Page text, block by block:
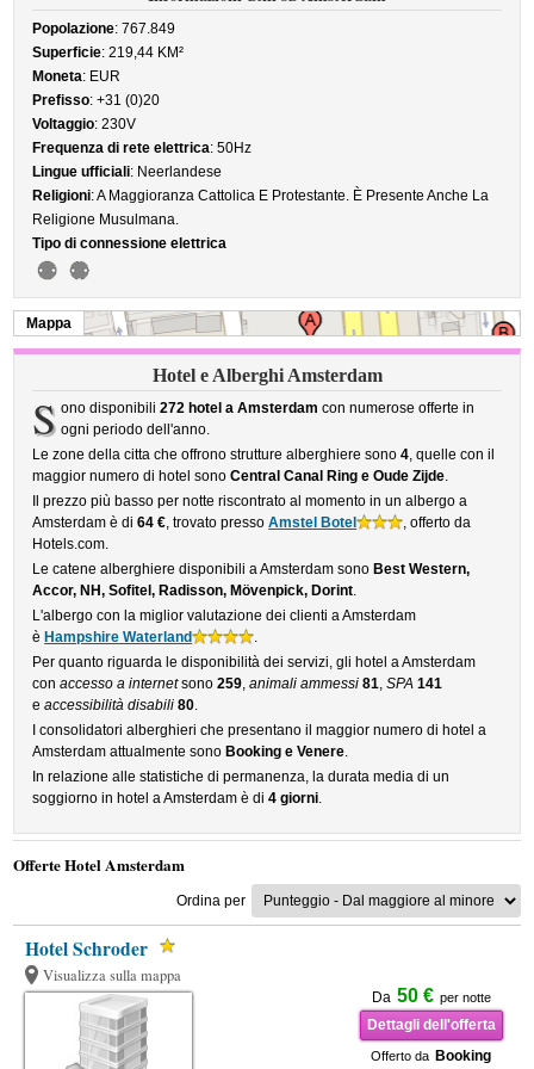
Popolazione: 767.849
Superficie: 219,44 KM²
Moneta: EUR
Prefisso: +31 (0)20
Voltaggio: 230V
Frequenza di rete elettrica: 50Hz
Lingue ufficiali: Neerlandese
Religioni: A Maggioranza Cattolica E Protestante. È Presente Anche La
Religione Musulmana.
Tipo di connessione elettrica
Mappa
Hotel e Alberghi Amsterdam
S ono disponibili 272 hotel a Amsterdam con numerose offerte in
ogni periodo dell'anno.
Le zone della citta che offrono strutture alberghiere sono4, quelle con il
maggior numero di hotel sonoCentral Canal Ring e Oude Zijde.
Il prezzo più basso per notte riscontrato al momento in un albergo a
Amsterdam è di64 €, trovato pressoAmstel Botel
, offerto da
Hotels.com.
Le catene alberghiere disponibili a Amsterdam sono Best Western,
Accor, NH, Sofitel, Radisson, Mövenpick, Dorint.
L'albergo con la miglior valutazione dei clienti a Amsterdam
è Hampshire Waterland
.
Per quanto riguarda le disponibilità dei servizi, gli hotel a Amsterdam
conaccesso a internetsono259,animali ammessi 81,SPA 141
eaccessibilità disabili 80.
I consolidatori alberghieri che presentano il maggior numero di hotel a
Amsterdam attualmente sono Booking e Venere.
In relazione alle statistiche di permanenza, la durata media di un
soggiorno in hotel a Amsterdam è di4 giorni.
Offerte Hotel Amsterdam
Ordina per
Hotel Schroder
Visualizza sulla mappa
Da 50 € per notte
Dettagli dell'offerta
Offerto da Booking